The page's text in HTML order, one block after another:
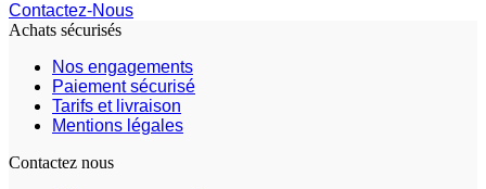
Contactez-Nous
Achats sécurisés
Nos engagements
Paiement sécurisé
Tarifs et livraison
Mentions légales
Contactez nous